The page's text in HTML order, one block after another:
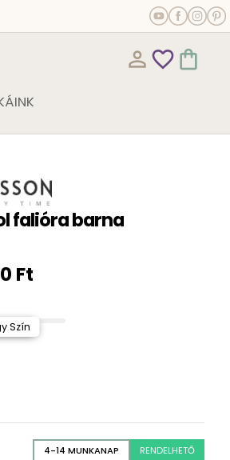
person_outline favorite_outline shopping_bag
falióra barna
Ft
Szín
4-14 MUNKANAP RENDELHETŐ